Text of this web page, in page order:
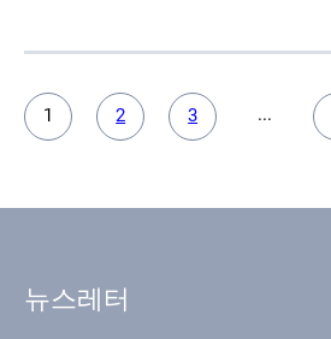
1 2 3 ...
뉴스레터